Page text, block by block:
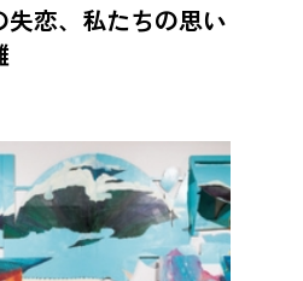
失恋、私たちの思い